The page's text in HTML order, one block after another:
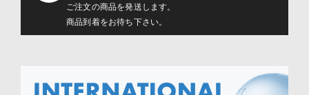
ご注文の商品を発送します。
商品到着をお待ち下さい。